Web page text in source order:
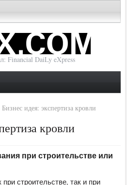
Financial DaiLy eXpress
Бизнес идея: экспертиза кровли
кровли
при строительстве или
строительстве, так и при